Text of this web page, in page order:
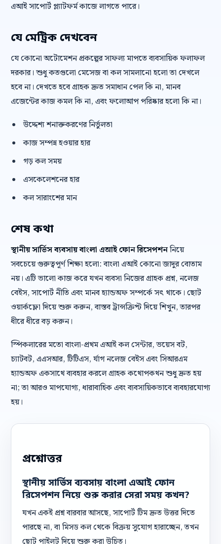
এআই সাপোর্ট প্ল্যাটফর্ম কাজে লাগতে পারে।
যে মেট্রিক দেখবেন
যে কোনো অটোমেশন প্রকল্পের সাফল্য মাপতে ব্যবসায়িক ফলাফল
দরকার। শুধু কতগুলো মেসেজ বা কল সামলানো হলো তা দেখলে
হবে না। দেখতে হবে গ্রাহক দ্রুত সমাধান পেল কি না, মানব
এজেন্টের কাজ কমল কি না, এবং ফলোআপ পরিষ্কার হলো কি না।
উদ্দেশ্য শনাক্তকরণের নির্ভুলতা
কাজ সম্পন্ন হওয়ার হার
গড় কল সময়
এসকেলেশনের হার
কল সারাংশের মান
শেষ কথা
স্থানীয় সার্ভিস ব্যবসায় বাংলা এআই ফোন রিসেপশননিয়ে
সবচেয়ে গুরুত্বপূর্ণ শিক্ষা হলো: বাংলা এআই কোনো জাদুর বোতাম
নয়। এটি ভালো কাজ করে যখন ব্যবসা নিজের গ্রাহক প্রশ্ন, নলেজ
বেইস, সাপোর্ট নীতি এবং মানব হ্যান্ডঅফ সম্পর্কে সৎ থাকে। ছোট
ওয়ার্কফ্লো দিয়ে শুরু করুন, বাস্তব ট্রান্সক্রিপ্ট দিয়ে শিখুন, তারপর
ধীরে ধীরে বড় করুন।
স্পিকলারের মতো বাংলা-প্রথম এআই কল সেন্টার, ভয়েস বট,
চ্যাটবট, এএসআর, টিটিএস, র্যাগ নলেজ বেইস এবং সিআরএম
হ্যান্ডঅফ একসাথে ব্যবহার করলে গ্রাহক কথোপকথন শুধু দ্রুত হয়
না; তা আরও মাপযোগ্য, ধারাবাহিক এবং ব্যবসায়িকভাবে ব্যবহারযোগ্য
হয়।
প্রশ্নোত্তর
স্থানীয় সার্ভিস ব্যবসায় বাংলা এআই ফোন
রিসেপশন নিয়ে শুরু করার সেরা সময় কখন?
যখন একই প্রশ্ন বারবার আসছে, সাপোর্ট টিম দ্রুত উত্তর দিতে
পারছে না, বা মিসড কল থেকে বিক্রয় সুযোগ হারাচ্ছেন, তখন